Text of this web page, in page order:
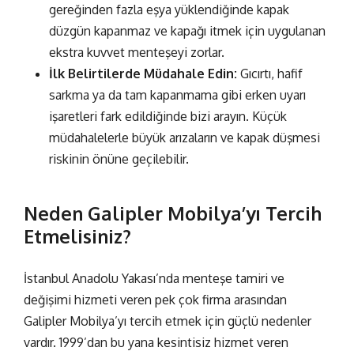
gereğinden fazla eşya yüklendiğinde kapak
düzgün kapanmaz ve kapağı itmek için uygulanan
ekstra kuvvet menteşeyi zorlar.
İlk Belirtilerde Müdahale Edin: Gıcırtı, hafif
sarkma ya da tam kapanmama gibi erken uyarı
işaretleri fark edildiğinde bizi arayın. Küçük
müdahalelerle büyük arızaların ve kapak düşmesi
riskinin önüne geçilebilir.
Neden Galipler Mobilya’yı Tercih
Etmelisiniz?
İstanbul Anadolu Yakası’nda menteşe tamiri ve
değişimi hizmeti veren pek çok firma arasından
Galipler Mobilya’yı tercih etmek için güçlü nedenler
vardır. 1999’dan bu yana kesintisiz hizmet veren